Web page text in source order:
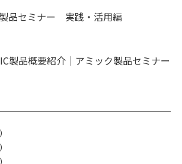
品セミナー 実践・活用編
製品概要紹介｜アミック製品セミナー